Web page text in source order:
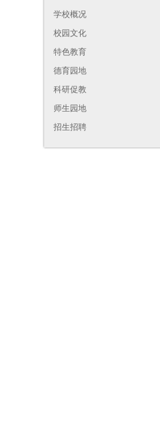
学校概况
校园文化
特色教育
德育园地
科研促教
师生园地
招生招聘